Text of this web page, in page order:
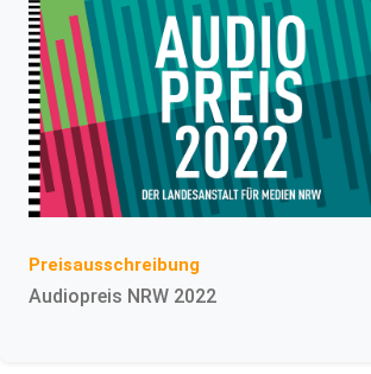
Preisausschreibung
Audiopreis NRW 2022